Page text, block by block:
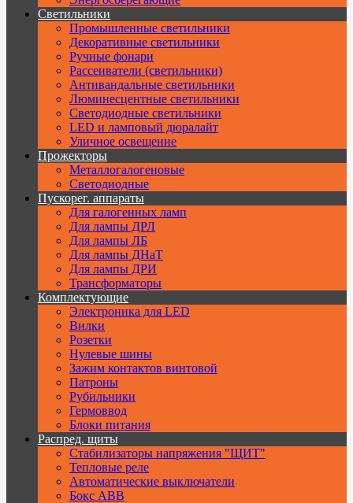
Светильники
Промышленные светильники
Декоративные светильники
Ручные фонари
Рассеиватели (светильники)
Антивандальные светильники
Люминесцентные светильники
Cветодиодные светильники
LED и ламповый дюралайт
Уличное освещение
Прожекторы
Металлогалогеновые
Светодиодные
Пускорег. аппараты
Для галогенных ламп
Для лампы ДРЛ
Для лампы ЛБ
Для лампы ДНаТ
Для лампы ДРИ
Трансформаторы
Комплектующие
Электроника для LED
Вилки
Розетки
Нулевые шины
Зажим контактов винтовой
Патроны
Рубильники
Гермоввод
Блоки питания
Распред. щиты
Стабилизаторы напряжения "ЩИТ"
Тепловые реле
Автоматические выключатели
Бокс ABB